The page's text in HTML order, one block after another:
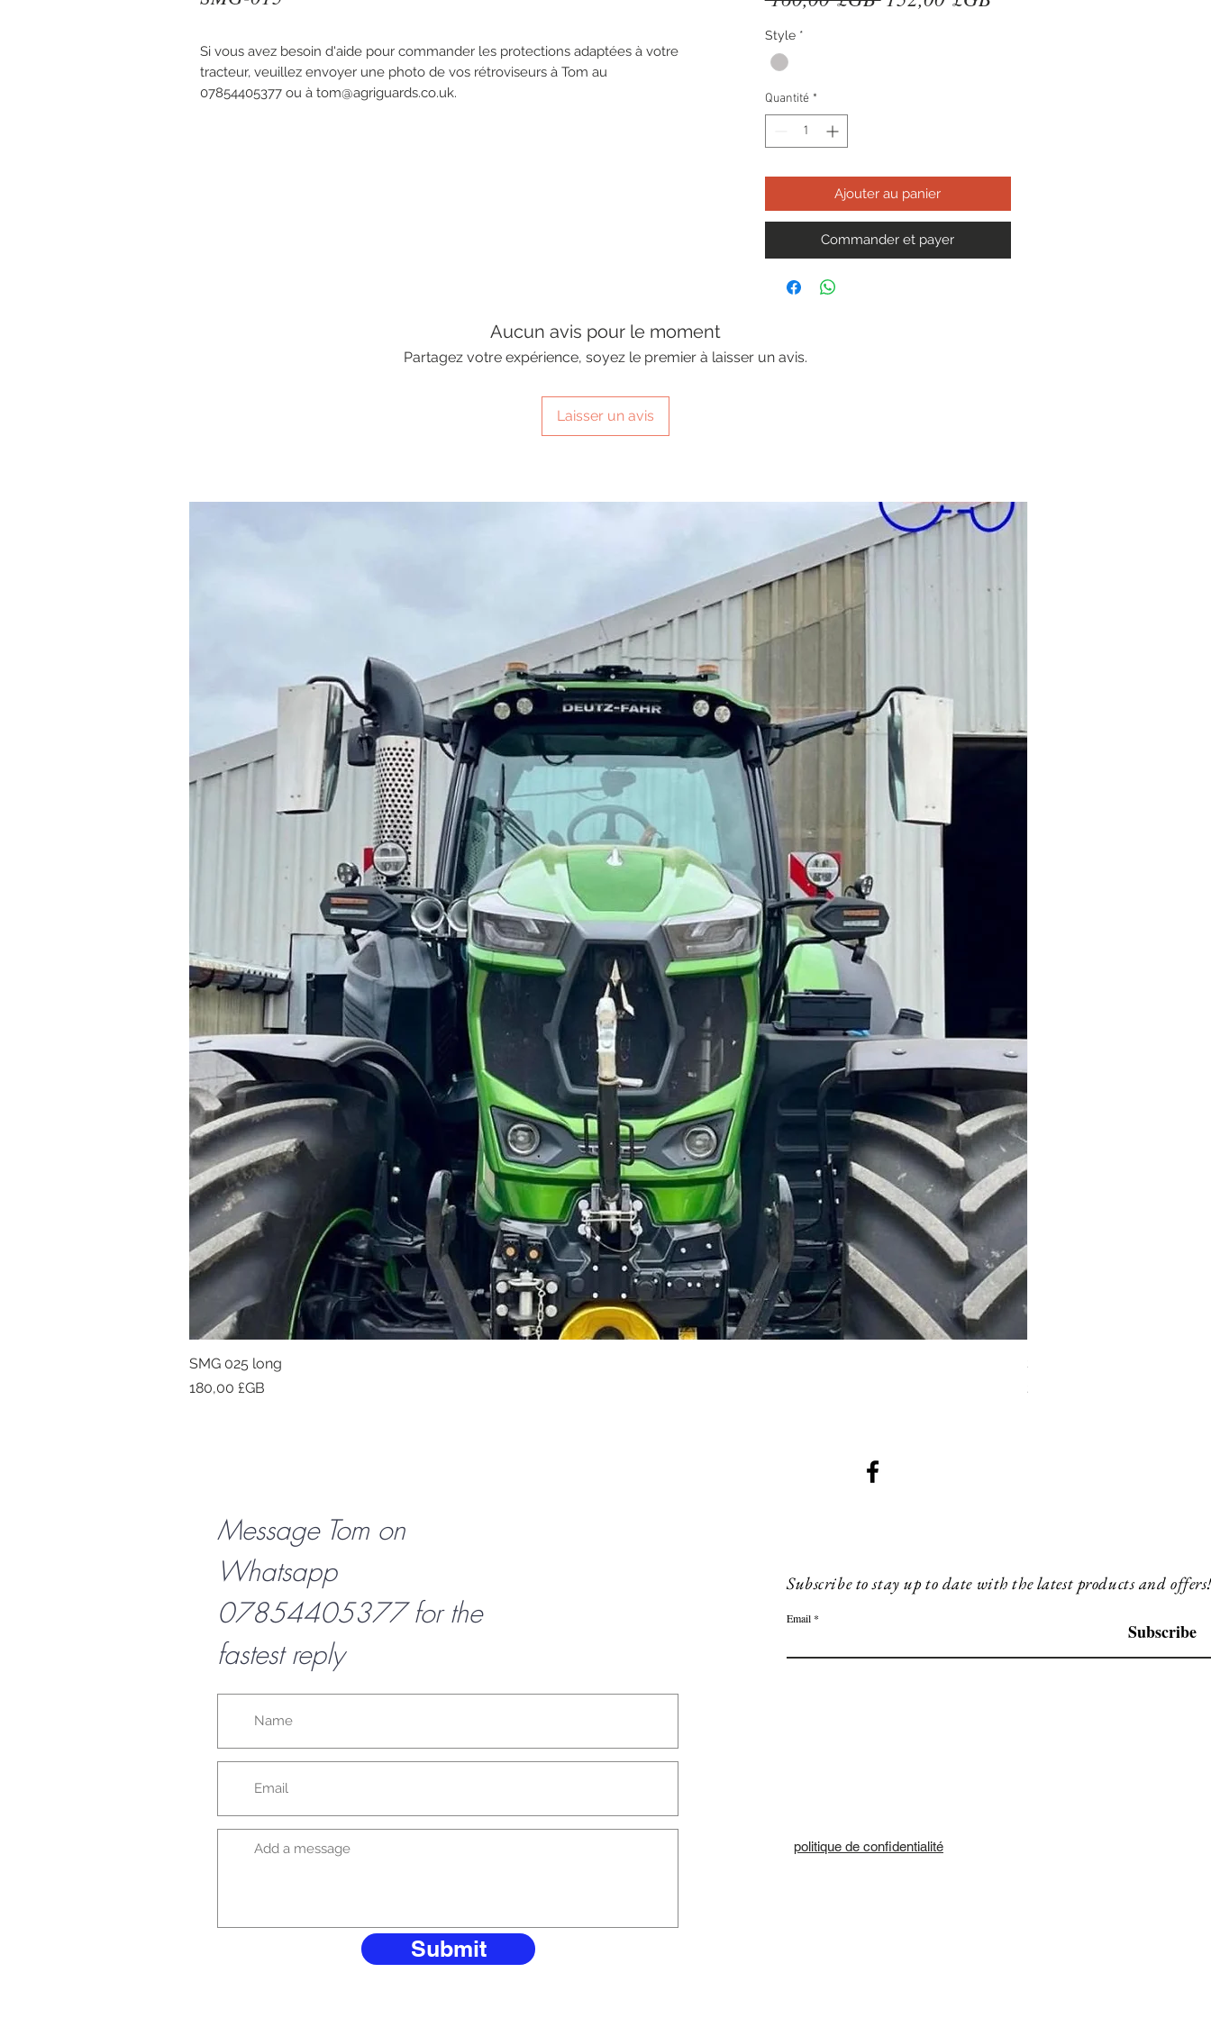
Si vous avez besoin d'aide pour commander les protections adaptées à votre
tracteur, veuillez envoyer une photo de vos rétroviseurs à Tom au
07854405377 ou à tom@agriguards.co.uk.
Style *
Quantité *
Ajouter au panier
Commander et payer
Aucun avis pour le moment
Partagez votre expérience, soyez le premier à laisser un avis.
Laisser un avis
SMG 025 long
Prix
180,00 £GB
SMG 008 stainless and
200,00 £GB
Message Tom on
Whatsapp
07854405377 for the
fastest reply
Submit
Subscribe to stay up to date with the latest products and
Email
Subscribe
politique de confidentialité